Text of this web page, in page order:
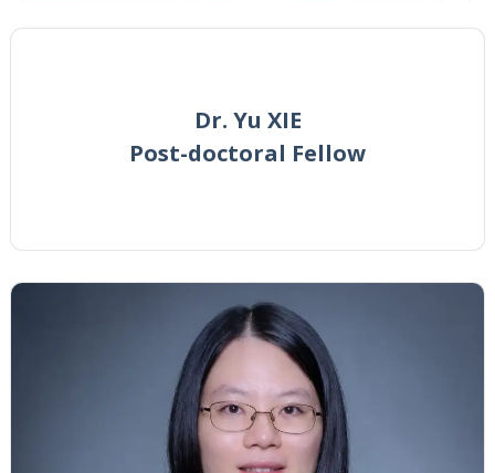
Dr. Yu XIE
Post-doctoral Fellow